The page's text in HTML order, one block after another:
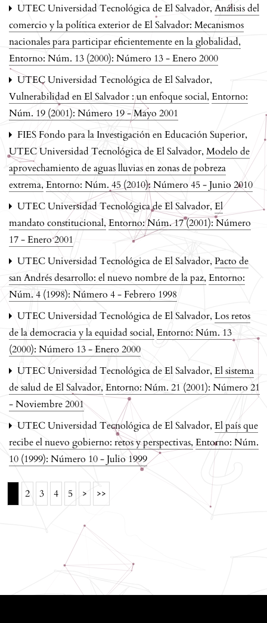
UTEC Universidad Tecnológica de El Salvador, Análisis del
comercio y la política exterior de El Salvador: Mecanismos
nacionales para participar eficientemente en la globalidad,
Entorno: Núm. 13 (2000): Número 13 - Enero 2000
UTEC Universidad Tecnológica de El Salvador,
Vulnerabilidad en El Salvador : un enfoque social, Entorno:
Núm. 19 (2001): Número 19 - Mayo 2001
FIES Fondo para la Investigación en Educación Superior,
UTEC Universidad Tecnológica de El Salvador, Modelo de
aprovechamiento de aguas lluvias en zonas de pobreza
extrema, Entorno: Núm. 45 (2010): Número 45 - Junio 2010
UTEC Universidad Tecnológica de El Salvador,El
mandato constitucional, Entorno: Núm. 17 (2001): Número
17 - Enero 2001
UTEC Universidad Tecnológica de El Salvador, Pacto de
san Andrés desarrollo: el nuevo nombre de la paz, Entorno:
Núm. 4 (1998): Número 4 - Febrero 1998
UTEC Universidad Tecnológica de El Salvador, Los retos
de la democracia y la equidad social,Entorno: Núm. 13
(2000): Número 13 - Enero 2000
UTEC Universidad Tecnológica de El Salvador, El sistema
de salud de El Salvador, Entorno: Núm. 21 (2001): Número 21
- Noviembre 2001
UTEC Universidad Tecnológica de El Salvador, El país que
recibe el nuevo gobierno: retos y perspectivas, Entorno: Núm.
10 (1999): Número 10 - Julio 1999
2 3 4 5 > >>